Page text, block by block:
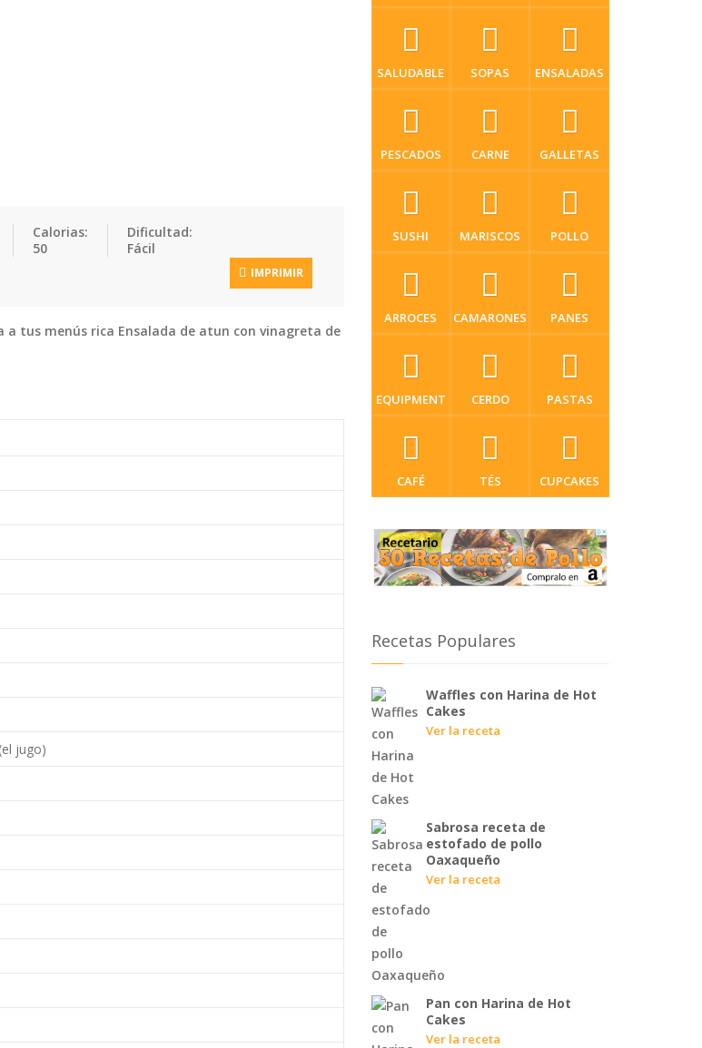
Calorias:
50
Dificultad:
Fácil
IMPRIMIR
tus menús rica Ensalada de atun con vinagreta de
jugo)
SALUDABLE SOPAS ENSALADAS
PESCADOS CARNE GALLETAS
SUSHI MARISCOS POLLO
ARROCES CAMARONES PANES
EQUIPMENT CERDO PASTAS
CAFÉ TÉS CUPCAKES
Recetas Populares
Waffles con Harina de Hot
Cakes
Ver la receta
Sabrosa receta de
estofado de pollo
Oaxaqueño
Ver la receta
Pan con Harina de Hot
Cakes
Ver la receta